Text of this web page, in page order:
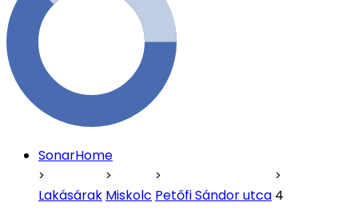
SonarHome
Lakásárak Miskolc Petőfi Sándor utca 4